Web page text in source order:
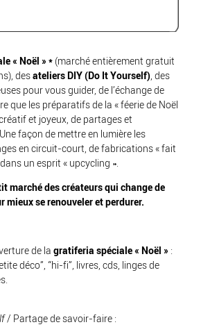
« Noël » * (marché entièrement gratuit
desateliers DIY (Do It Yourself), des
pour vous guider, de l’échange de
que les préparatifs de la « féerie de Noël
et joyeux, de partages et
façon de mettre en lumière les
en circuit-court, de fabrications « fait
un esprit « upcycling ».
marché des créateurs qui change de
mieux se renouveler et perdurer.
de la gratiferia spéciale « Noël » :
déco”, “hi-fi”, livres, cds, linges de
/ Partage de savoir-faire :